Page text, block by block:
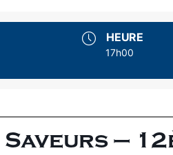
HEURE
17h00
Saveurs –